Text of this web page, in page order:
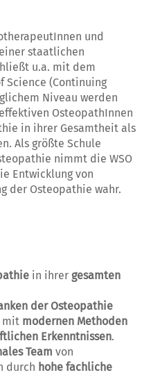
und
staatlichen
u.a. mit dem
Science (Continuing
Niveau werden
OsteopathInnen
in ihrer Gesamtheit als
Als größte Schule
nimmt die WSO
Entwicklung von
der Osteopathie wahr.
in ihrer gesamten
der Osteopathie
mit modernen Methoden
Erkenntnissen.
Team von
durch hohe fachliche